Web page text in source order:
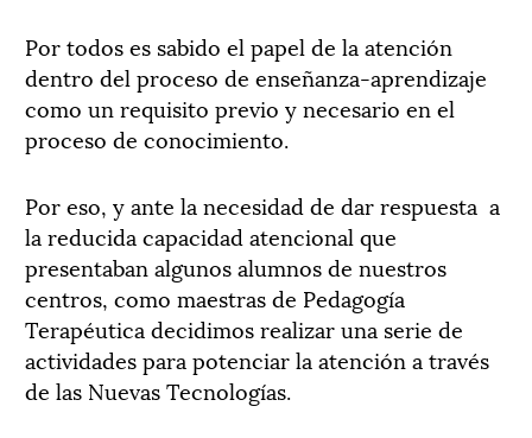
Por todos es sabido el papel de la atención
dentro del proceso de enseñanza-aprendizaje
como un requisito previo y necesario en el
proceso de conocimiento.
Por eso, y ante la necesidad de dar respuesta a
la reducida capacidad atencional que
presentaban algunos alumnos de nuestros
centros, como maestras de Pedagogía
Terapéutica decidimos realizar una serie de
actividades para potenciar la atención a través
de las Nuevas Tecnologías.